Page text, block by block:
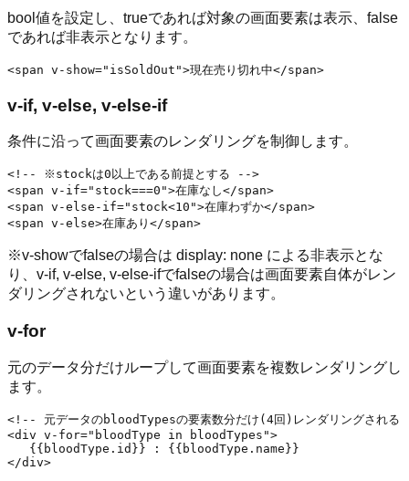
bool値を設定し、trueであれば対象の画面要素は表示、false
であれば非表示となります。
v-if, v-else, v-else-if
条件に沿って画面要素のレンダリングを制御します。
<!-- ※stockは0以上である前提とする -->
<span v-if="stock===0">在庫なし</span>
<span v-else-if="stock<10">在庫わずか</span>
※v-showでfalseの場合は display: none による非表示とな
り、v-if, v-else, v-else-ifでfalseの場合は画面要素自体がレン
ダリングされないという違いがあります。
v-for
元のデータ分だけループして画面要素を複数レンダリングし
ます。
<!-- 元データのbloodTypesの要素数分だけ(4回)レンダリングされ
<div v-for="bloodType in bloodTypes">
   {{bloodType.id}} : {{bloodType.name}}
</div>